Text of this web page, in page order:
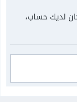
لديك حساب،